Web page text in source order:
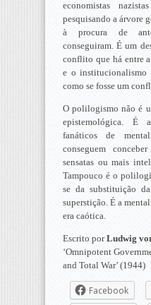
economistas
pesquisando a árvore
à procura de
conseguiram. É um
conflito que há entre
e o institucionalismo
como se fosse um
O polilogismo não é
epistemológica. É
fanáticos de
conseguem
sensatas ou mais
Tampouco é o
se da substituição
superstição. É a
era caótica.
Escrito porLudwig
‘Omnipotent
and Total War’ (1944)
Facebook